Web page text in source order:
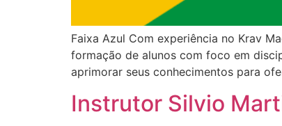
Faixa Azul Com experiência no Krav
formação de alunos com foco em
aprimorar seus conhecimentos para
Instrutor Silvio